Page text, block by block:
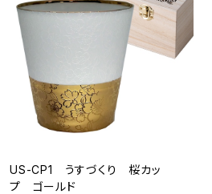
US-CP1 うすづくり 桜カッ
プ ゴールド